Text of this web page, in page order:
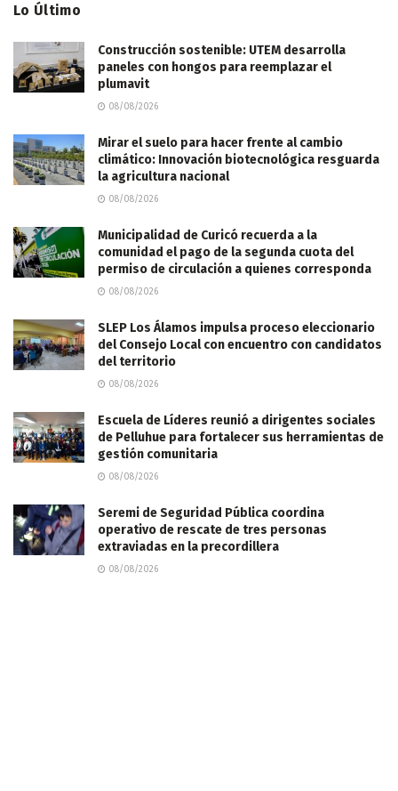
Lo Último
Construcción sostenible: UTEM desarrolla
paneles con hongos para reemplazar el
plumavit
08/08/2026
Mirar el suelo para hacer frente al cambio
climático: Innovación biotecnológica resguarda
la agricultura nacional
08/08/2026
Municipalidad de Curicó recuerda a la
comunidad el pago de la segunda cuota del
permiso de circulación a quienes corresponda
08/08/2026
SLEP Los Álamos impulsa proceso eleccionario
del Consejo Local con encuentro con candidatos
del territorio
08/08/2026
Escuela de Líderes reunió a dirigentes sociales
de Pelluhue para fortalecer sus herramientas de
gestión comunitaria
08/08/2026
Seremi de Seguridad Pública coordina
operativo de rescate de tres personas
extraviadas en la precordillera
08/08/2026